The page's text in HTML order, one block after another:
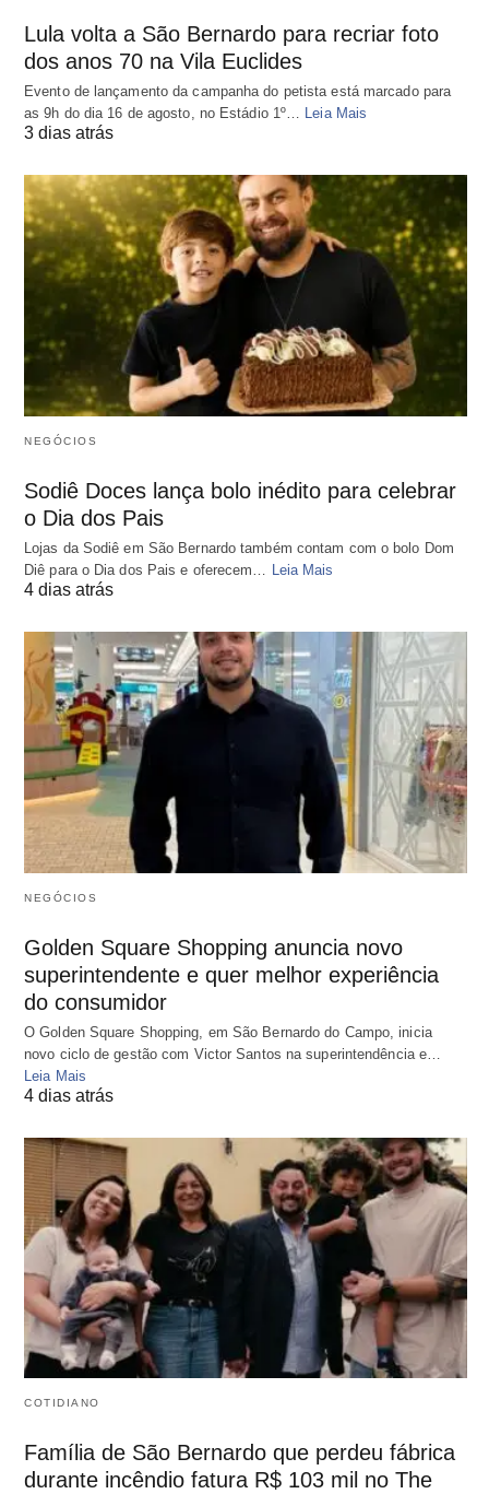
Lula volta a São Bernardo para recriar foto
dos anos 70 na Vila Euclides
Evento de lançamento da campanha do petista está marcado para
as 9h do dia 16 de agosto, no Estádio 1º… Leia Mais
3 dias atrás
NEGÓCIOS
Sodiê Doces lança bolo inédito para celebrar
o Dia dos Pais
Lojas da Sodiê em São Bernardo também contam com o bolo Dom
Diê para o Dia dos Pais e oferecem… Leia Mais
4 dias atrás
NEGÓCIOS
Golden Square Shopping anuncia novo
superintendente e quer melhor experiência
do consumidor
O Golden Square Shopping, em São Bernardo do Campo, inicia
novo ciclo de gestão com Victor Santos na superintendência e…
Leia Mais
4 dias atrás
COTIDIANO
Família de São Bernardo que perdeu fábrica
durante incêndio fatura R$ 103 mil no The